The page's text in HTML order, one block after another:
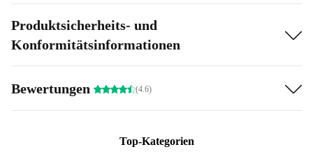
Produktsicherheits- und
Konformitätsinformationen
Bewertungen (4.6)
Top-Kategorien